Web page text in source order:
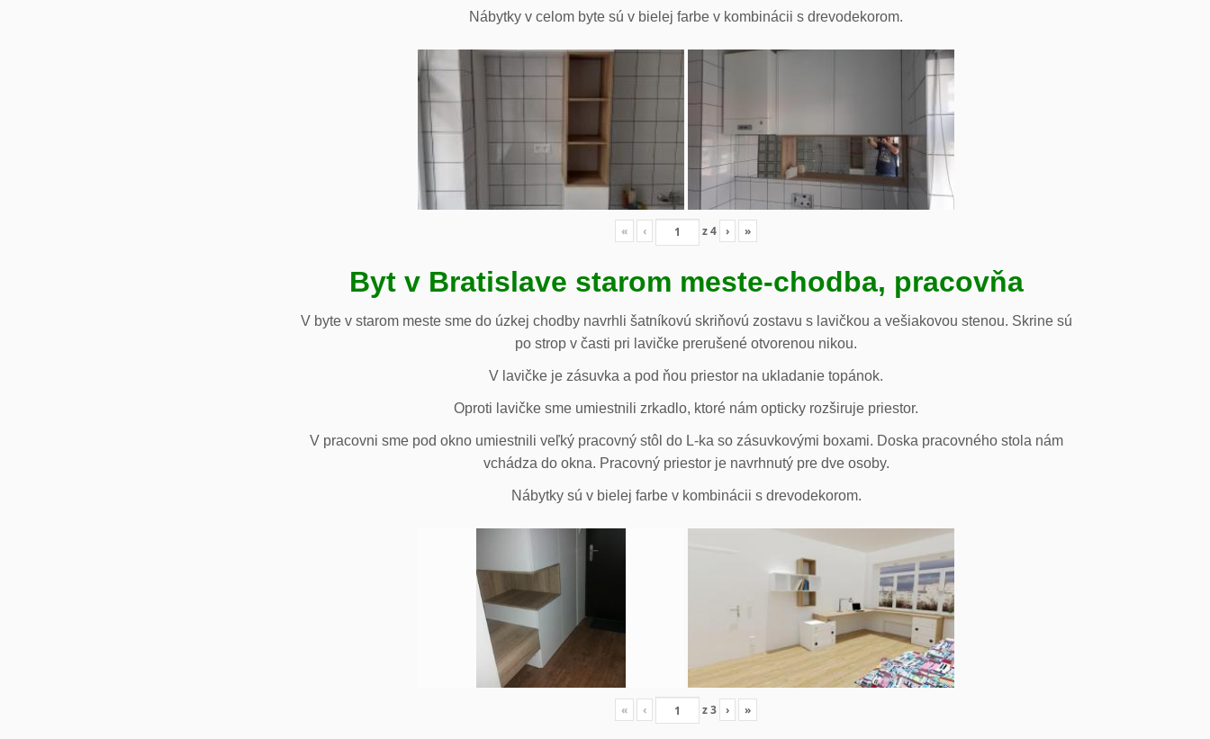
Nábytky v celom byte sú v bielej farbe v kombinácii s drevodekorom.
« ‹ z4 › »
Byt v Bratislave starom meste-chodba, pracovňa
V byte v starom meste sme do úzkej chodby navrhli šatníkovú skriňovú zostavu s lavičkou a vešiakovou stenou. Skrine sú
po strop v časti pri lavičke prerušené otvorenou nikou.
V lavičke je zásuvka a pod ňou priestor na ukladanie topánok.
Oproti lavičke sme umiestnili zrkadlo, ktoré nám opticky rozširuje priestor.
V pracovni sme pod okno umiestnili veľký pracovný stôl do L-ka so zásuvkovými boxami. Doska pracovného stola nám
vchádza do okna. Pracovný priestor je navrhnutý pre dve osoby.
Nábytky sú v bielej farbe v kombinácii s drevodekorom.
« ‹ z3 › »